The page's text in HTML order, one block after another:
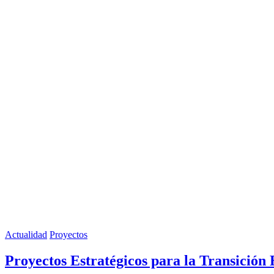
Actualidad Proyectos
Proyectos Estratégicos para la Transición